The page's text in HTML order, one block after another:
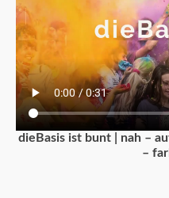
dieBasis ist bunt | nah –
–